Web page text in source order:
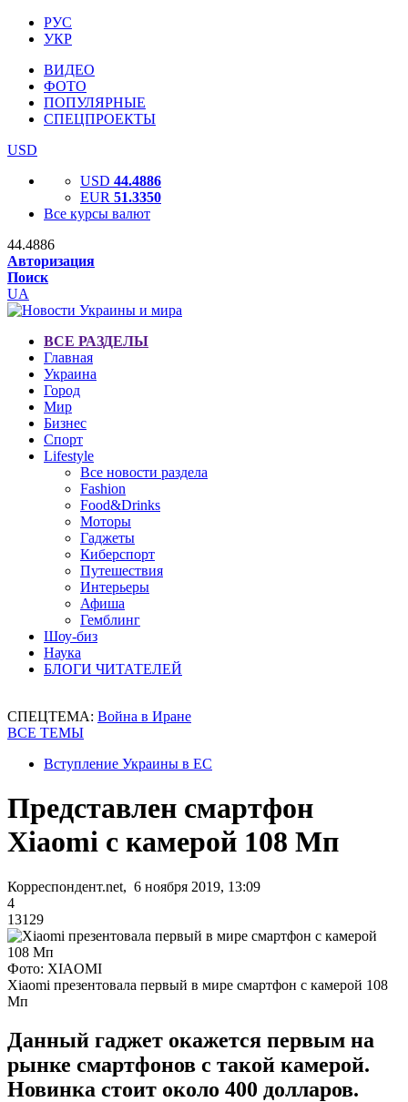
РУС
УКР
ВИДЕО
ФОТО
ПОПУЛЯРНЫЕ
СПЕЦПРОЕКТЫ
USD
USD 44.4886
EUR 51.3350
Все курсы валют
44.4886
Авторизация
Поиск
UA
ВСЕ РАЗДЕЛЫ
Главная
Украина
Город
Мир
Бизнес
Спорт
Lifestyle
Все новости раздела
Fashion
Food&Drinks
Моторы
Гаджеты
Киберспорт
Путешествия
Интерьеры
Афиша
Гемблинг
Шоу-биз
Наука
БЛОГИ ЧИТАТЕЛЕЙ
СПЕЦТЕМА: Война в Иране
ВСЕ ТЕМЫ
Вступление Украины в ЕС
Представлен смартфон
Xiaomi с камерой 108 Мп
Корреспондент.net, 6 ноября 2019, 13:09
4
13129
Фото: XIAOMI
Xiaomi презентовала первый в мире смартфон с камерой 108
Мп
Данный гаджет окажется первым на
рынке смартфонов с такой камерой.
Новинка стоит около 400 долларов.